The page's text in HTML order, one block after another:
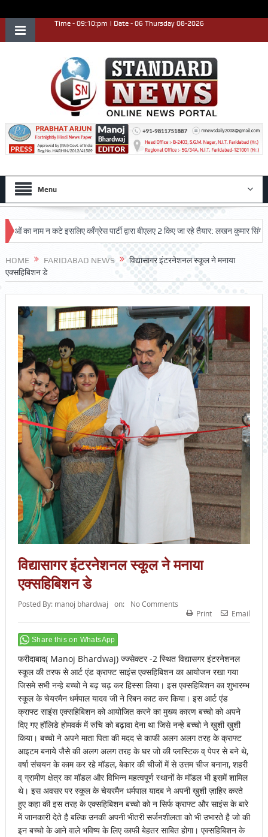
Time - 09:10:pm | Date - 06 Thursday 08-2026
Menu
नाम न कटे इसलिए काँग्रेस पार्टी द्वारा बीएलए 2 किए जा रहे तैयार: लखन कुमार सिंगला
HOME FARIDABAD NEWS
विद्यासागर इंटरनेशनल स्कूल ने मनाया
एक्सहिबिशन डे
विद्यासागर इंटरनेशनल स्कूल ने मनाया
एक्सहिबिशन डे
Posted By: manoj bhardwaj on:
No Comments
Print
Email
Share this on WhatsApp
फरीदाबाद( Manoj Bhardwaj) ज्ज्सेक्टर -2 स्थित विद्यासगर इंटरनेशनल
स्कूल की तरफ से आर्ट एंड क्राफ्ट साइंस एक्सहिबिशन का आयोजन रखा गया
जिसमे सभी नन्हे बच्चो ने बढ़ चढ़ कर हिस्सा लिया। इस एक्सहिबिशन का शुभारम्भ
स्कूल के चेयरमैन धर्मपाल यादव जी ने रिबन काट कर किया। इस आर्ट एंड
क्राफ्ट साइंस एक्सहिबिशन को आयोजित करने का मुख्य कारण बच्चो को अपने
दिए गए हॉलिडे होमवर्क में रुचि को बढ़ावा देना था जिसे नन्हे बच्चो ने ख़ुशी ख़ुशी
किया। बच्चो ने अपने माता पिता की मदद से काफी अलग अलग तरह के क्राफ्ट
आइटम बनाये जैसे की अलग अलग तरह के घर जो की प्लास्टिक व् पेपर से बने थे,
वर्षा संचयन के काम कर रहे मॉडल, बेकार की चीजों में से उत्तम चीज बनाना, शहरी
व् ग्रामीण क्षेत्र का मॉडल और विभिन्न महत्वपूर्ण स्थानों के मॉडल भी इसमें शामिल
थे। इस अवसर पर स्कूल के चेयरमैन धर्मपाल यादब ने अपनी ख़ुशी ज़ाहिर करते
हुए कहा की इस तरह के एक्सहिबिशन बच्चो को न सिर्फ क्राफ्ट और साइंस के बारे
में जानकारी देते है बल्कि उनकी अपनी भीतरी सर्जनशीलता को भी उभारते है जो की
इन बच्चो के आने वाले भविष्य के लिए काफी बेहतर साबित होगा। एक्सहिबिशन के